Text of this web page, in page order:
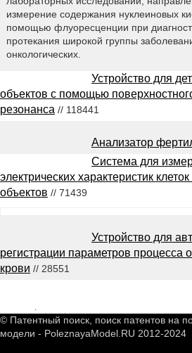
измерение содержания нуклеиновых
помощью флуоресценции при
протекания широкой группы
онкологических.
Устройство для
объектов с помощью
резонанса // 118441
Анализатор
Система для
электрических характеристик
объектов // 71439
Устройство для
регистрации параметров процесса
крови // 28551
© Патентный поиск, поиск патентов на
модели - PoleznayaModel.RU 2012-2024